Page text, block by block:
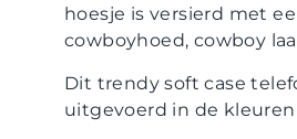
hoesje is versierd met
cowboyhoed, cowboy
Dit trendy soft case
uitgevoerd in de